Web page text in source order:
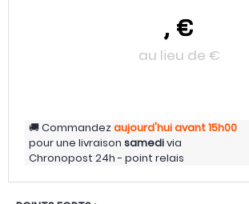
, €
au lieu de €
Commandezaujourd'huiavant 15h00
pour une livraison samedivia
Chronopost 24h - point relais